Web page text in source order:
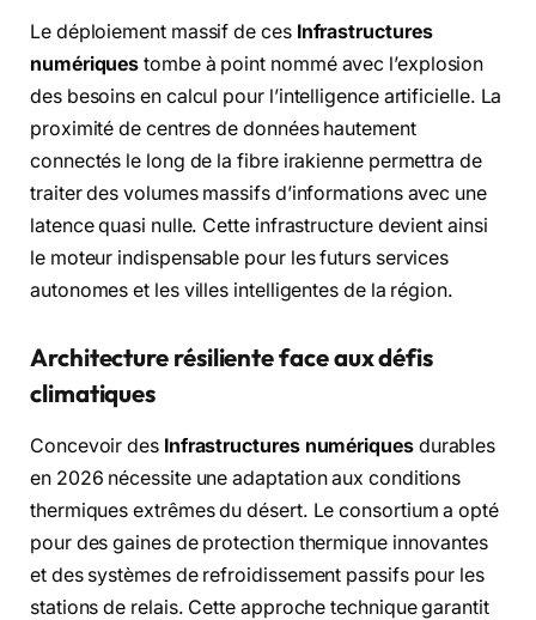
Le déploiement massif de ces Infrastructures
numériques tombe à point nommé avec l’explosion
des besoins en calcul pour l’intelligence artificielle. La
proximité de centres de données hautement
connectés le long de la fibre irakienne permettra de
traiter des volumes massifs d’informations avec une
latence quasi nulle. Cette infrastructure devient ainsi
le moteur indispensable pour les futurs services
autonomes et les villes intelligentes de la région.
Architecture résiliente face aux défis
climatiques
Concevoir des Infrastructures numériquesdurables
en 2026 nécessite une adaptation aux conditions
thermiques extrêmes du désert. Le consortium a opté
pour des gaines de protection thermique innovantes
et des systèmes de refroidissement passifs pour les
stations de relais. Cette approche technique garantit